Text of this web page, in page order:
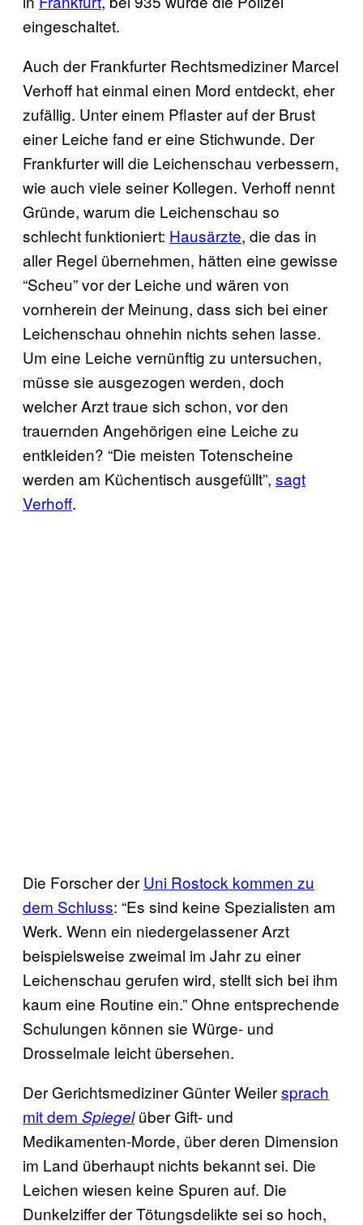
eingeschaltet.
Auch der Frankfurter Rechtsmediziner Marcel
Verhoff hat einmal einen Mord entdeckt, eher
zufällig. Unter einem Pflaster auf der Brust
einer Leiche fand er eine Stichwunde. Der
Frankfurter will die Leichenschau verbessern,
wie auch viele seiner Kollegen. Verhoff nennt
Gründe, warum die Leichenschau so
schlecht funktioniert: Hausärzte, die das in
aller Regel übernehmen, hätten eine gewisse
“Scheu” vor der Leiche und wären von
vornherein der Meinung, dass sich bei einer
Leichenschau ohnehin nichts sehen lasse.
Um eine Leiche vernünftig zu untersuchen,
müsse sie ausgezogen werden, doch
welcher Arzt traue sich schon, vor den
trauernden Angehörigen eine Leiche zu
entkleiden? “Die meisten Totenscheine
werden am Küchentisch ausgefüllt”, sagt
Verhoff.
Die Forscher der Uni Rostock kommen zu
dem Schluss: “Es sind keine Spezialisten am
Werk. Wenn ein niedergelassener Arzt
beispielsweise zweimal im Jahr zu einer
Leichenschau gerufen wird, stellt sich bei ihm
kaum eine Routine ein.” Ohne entsprechende
Schulungen können sie Würge- und
Drosselmale leicht übersehen.
Der Gerichtsmediziner Günter Weilersprach
mit dem Spiegelüber Gift- und
Medikamenten-Morde, über deren Dimension
im Land überhaupt nichts bekannt sei. Die
Leichen wiesen keine Spuren auf. Die
Dunkelziffer der Tötungsdelikte sei so hoch,